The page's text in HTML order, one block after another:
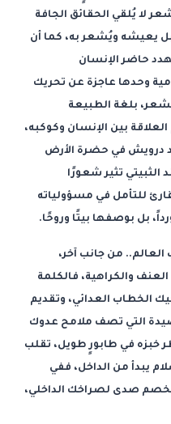
لا يُلقي الحقائق الجافة
يعيشه ويُشعر به، كما أن
حاضر الإنسان
وحدها عاجزة عن تحريك
بلغة الطبيعة
بين الإنسان وكوكبه،
درويش في حضرة الأرض
الثبيتي تثير شعورًا
للتأمل في مسؤولياته
بل بوصفها بيتًا وروحًا.
العالم.. من جانب آخر،
والكراهية، فالكلمة
الخطاب العدائي، وتقديم
التي تصف ملامح عدوك
خبزه في طابورٍ طويل، تقلب
يبدأ من الداخل، ففي
صدى لصراخك الداخلي،